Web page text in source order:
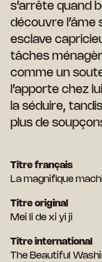
s’arrête quand
découvre
esclave
tâches
comme un
l’apporte chez
la séduire,
plus de
Titre français
La magnifique
Titre original
Mei li de xi yi ji
Titre international
The Beautiful